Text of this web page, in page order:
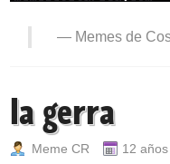
— Memes de
la gerra
Meme CR 12